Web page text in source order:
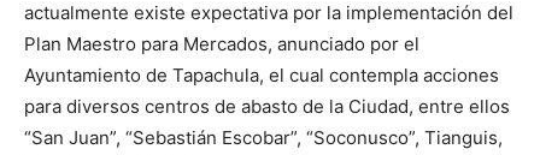
actualmente existe expectativa por la implementación del
Plan Maestro para Mercados, anunciado por el
Ayuntamiento de Tapachula, el cual contempla acciones
para diversos centros de abasto de la Ciudad, entre ellos
“San Juan”, “Sebastián Escobar”, “Soconusco”, Tianguis,